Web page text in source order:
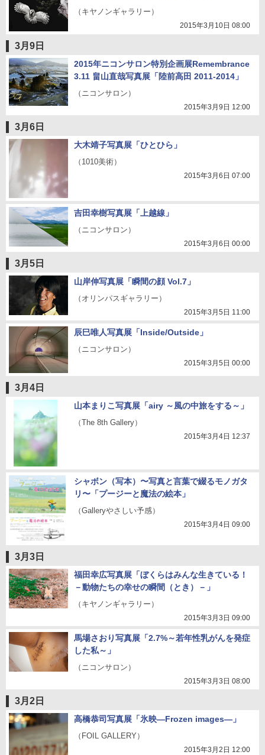
（キヤノンギャラリー）
2015年3月10日 08:00
3月9日
2015年ニコンサロン特別企画展Remembrance
3.11 畠山直哉写真展「陸前高田 2011-2014」
（ニコンサロン）
2015年3月9日 12:00
3月6日
大木靖子写真展「ひとひら」
（1010美術）
2015年3月6日 07:00
吉田幸樹写真展「上越線」
（ニコンサロン）
2015年3月6日 00:00
3月5日
山岸伸写真展「瞬間の顔 Vol.7」
（オリンパスギャラリー）
2015年3月5日 11:00
辰巳唯人写真展「Inside/Outside」
（ニコンサロン）
2015年3月5日 00:00
3月4日
山本まりこ写真展「airy ～風の中旅をする～」
（The 8th Gallery）
2015年3月4日 12:37
シャボン（写本）〜写真と言葉で綴るモノガタ
リ〜「プージーと魔法の絵本」
（Galleryやさしい予感）
2015年3月4日 09:00
3月3日
福田幸広写真展「ぼくらはみんな生きている！
－動物たちの幸せの瞬間（とき）－」
（キヤノンギャラリー）
2015年3月3日 09:00
馬場さおり写真展「2.7%～若年性乳がんを発症
した私～」
（ニコンサロン）
2015年3月3日 08:00
3月2日
高橋恭司写真展「氷映―Frozen images―」
（FOIL GALLERY）
2015年3月2日 12:00